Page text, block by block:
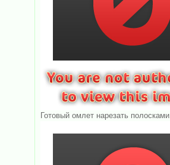
Готовый омлет нарезать полосками.